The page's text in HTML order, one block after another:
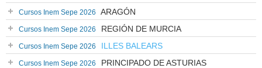
Cursos Inem Sepe 2026 ARAGÓN
Cursos Inem Sepe 2026 REGIÓN DE MURCIA
Cursos Inem Sepe 2026 ILLES BALEARS
Cursos Inem Sepe 2026 PRINCIPADO DE ASTURIAS